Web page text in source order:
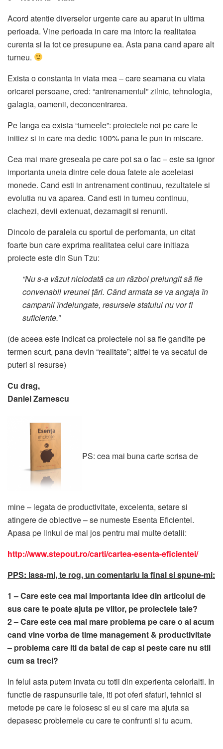
Acord atentie diverselor urgente care au aparut in ultima
perioada. Vine perioada in care ma intorc la realitatea
curenta si la tot ce presupune ea. Asta pana cand apare alt
turneu.
Exista o constanta in viata mea – care seamana cu viata
oricarei persoane, cred: “antrenamentul” zilnic, tehnologia,
galagia, oamenii, deconcentrarea.
Pe langa ea exista “turneele”: proiectele noi pe care le
initiez si in care ma dedic 100% pana le pun in miscare.
Cea mai mare greseala pe care pot sa o fac – este sa ignor
importanta uneia dintre cele doua fatete ale aceleiasi
monede. Cand esti in antrenament continuu, rezultatele si
evolutia nu va aparea. Cand esti in turneu continuu,
clachezi, devii extenuat, dezamagit si renunti.
Dincolo de paralela cu sportul de perfomanta, un citat
foarte bun care exprima realitatea celui care initiaza
proiecte este din Sun Tzu:
“Nu s-a văzut niciodată ca un război prelungit să fie
convenabil vreunei ţări. Când armata se va angaja în
campanii îndelungate, resursele statului nu vor fi
suficiente.”
(de aceea este indicat ca proiectele noi sa fie gandite pe
termen scurt, pana devin “realitate”; altfel te va secatui de
puteri si resurse)
Cu drag,
Daniel Zarnescu
PS: cea mai buna carte scrisa de
mine – legata de productivitate, excelenta, setare si
atingere de obiective – se numeste Esenta Eficientei.
Apasa pe linkul de mai jos pentru mai multe detalii:
http://www.stepout.ro/carti/cartea-esenta-eficientei/
PPS: lasa-mi, te rog, un comentariu la final si spune-mi:
1 – Care este cea mai importanta idee din articolul de
sus care te poate ajuta pe viitor, pe proiectele tale?
2 – Care este cea mai mare problema pe care o ai acum
cand vine vorba de time management & productivitate
– problema care iti da batai de cap si peste care nu stii
cum sa treci?
In felul asta putem invata cu totii din experienta celorlalti. In
functie de raspunsurile tale, iti pot oferi sfaturi, tehnici si
metode pe care le folosesc si eu si care ma ajuta sa
depasesc problemele cu care te confrunti si tu acum.